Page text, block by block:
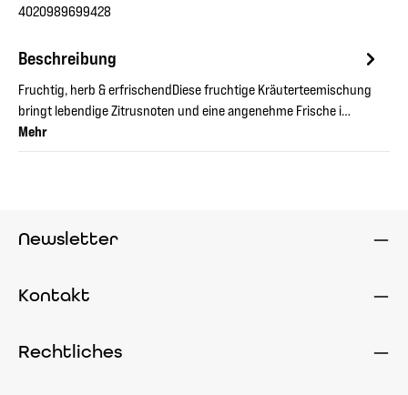
4020989699428
Beschreibung
Fruchtig, herb & erfrischendDiese fruchtige Kräuterteemischung
bringt lebendige Zitrusnoten und eine angenehme Frische i…
Mehr
Newsletter
Kontakt
Rechtliches